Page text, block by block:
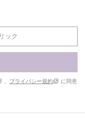
プライバシー規約
に同意